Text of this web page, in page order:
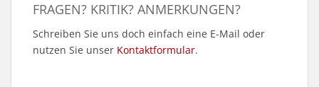
FRAGEN? KRITIK? ANMERKUNGEN?
Schreiben Sie uns doch einfach eine E-Mail oder
nutzen Sie unser Kontaktformular.